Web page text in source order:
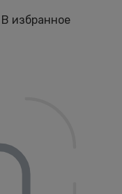
В избранное